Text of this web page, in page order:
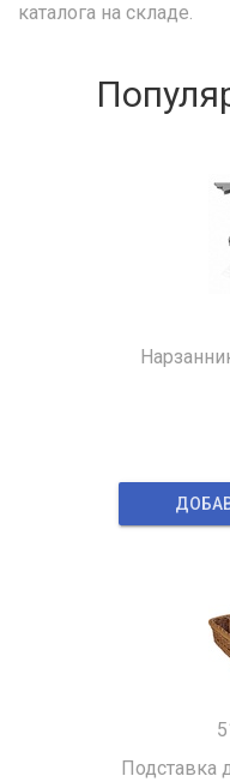
каталога на складе.
Подставка